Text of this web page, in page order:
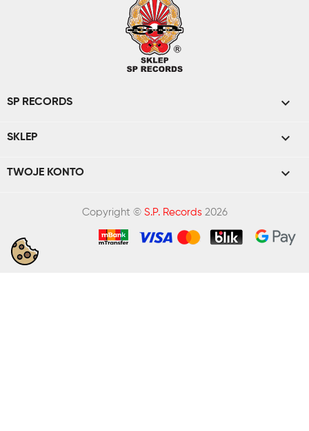
SP RECORDS 
SKLEP 
TWOJE KONTO 
Copyright © S.P. Records2026